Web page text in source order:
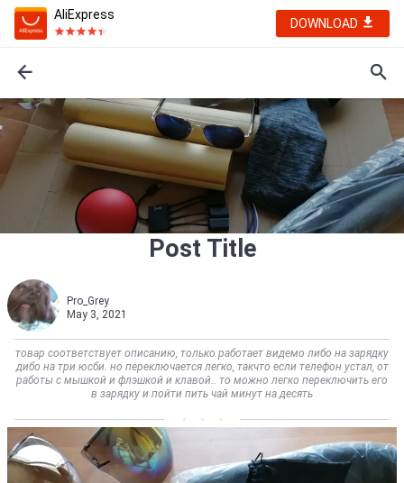
AliExpress
DOWNLOAD
Post Title
Pro_Grey
May 3, 2021
товар соответствует описанию, только работает видемо либо на зарядку
дибо на три юсби. но переключается легко, такчто если телефон устал, от
работы с мышкой и флэшкой и клавой.. то можно легко переключить его
в зарядку и пойти пить чай минут на десять